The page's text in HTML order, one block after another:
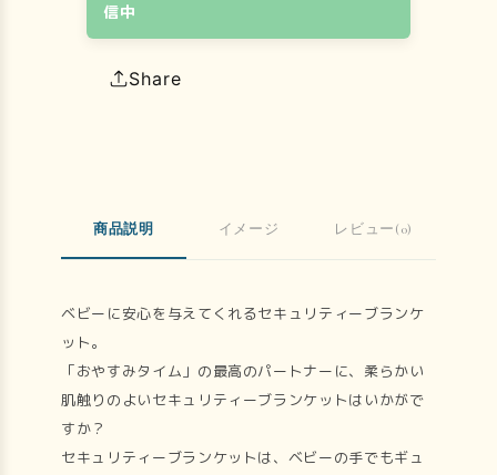
信中
Share
商品説明 イメージ レビュー(0)
ベビーに安心を与えてくれるセキュリティーブランケ
ット。
「おやすみタイム」の最高のパートナーに、柔らかい
肌触りのよいセキュリティーブランケットはいかがで
すか？
セキュリティーブランケットは、ベビーの手でもギュ